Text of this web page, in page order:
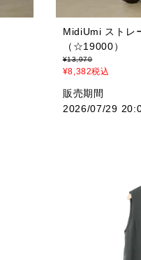
MidiUmi ストレ
（☆19000）
¥13,970
¥8,382税込
販売期間
2026/07/29